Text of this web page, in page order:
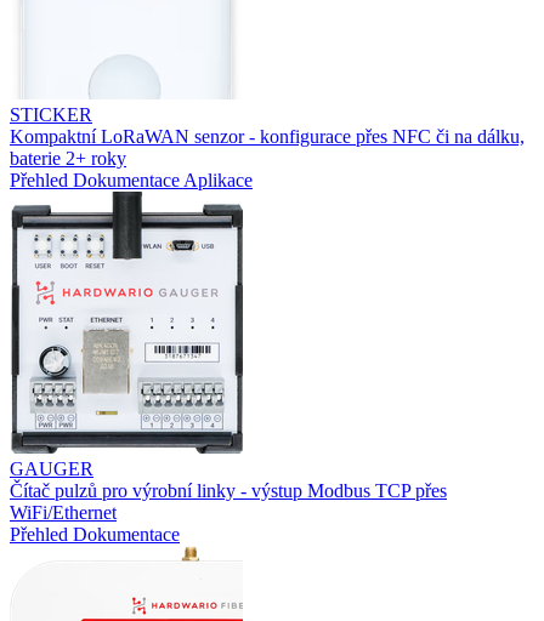
STICKER
Kompaktní LoRaWAN senzor - konfigurace přes NFC či na dálku,
baterie 2+ roky
Přehled Dokumentace Aplikace
GAUGER
Čítač pulzů pro výrobní linky - výstup Modbus TCP přes
WiFi/Ethernet
Přehled Dokumentace